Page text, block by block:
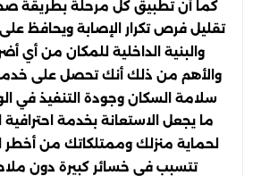
كما أن تطبيق كل مرحلة بطريقة
تقليل فرص تكرار الإصابة ويحافظ
والبنية الداخلية للمكان من أي
والأهم من ذلك أنك تحصل على
سلامة السكان وجودة التنفيذ في
ما يجعل الاستعانة بخدمة احترافية
لحماية منزلك وممتلكاتك من أخطر
تتسبب في خسائر كبيرة دون